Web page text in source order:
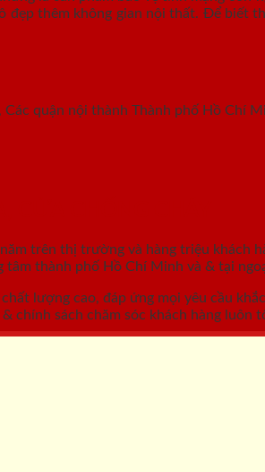
đẹp thêm không gian nội thất. Để biết
quận nội thành Thành phố Hồ Chí
trên thị trường và hàng triệu khách
thành phố Hồ Chí Minh và & tại
lượng cao, đáp ứng mọi yêu cầu
chính sách chăm sóc khách hàng luôn